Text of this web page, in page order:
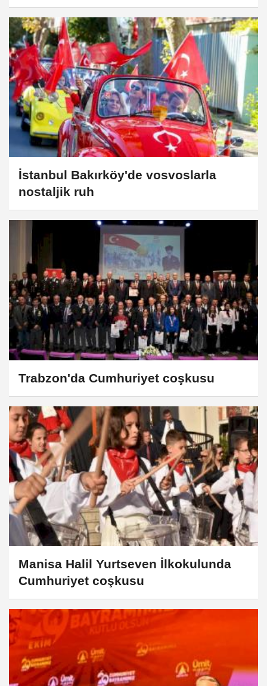
İstanbul Bakırköy'de vosvoslarla
nostaljik ruh
Trabzon'da Cumhuriyet coşkusu
Manisa Halil Yurtseven İlkokulunda
Cumhuriyet coşkusu